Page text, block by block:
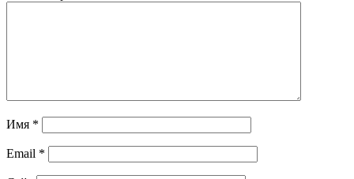
Имя *
Email *